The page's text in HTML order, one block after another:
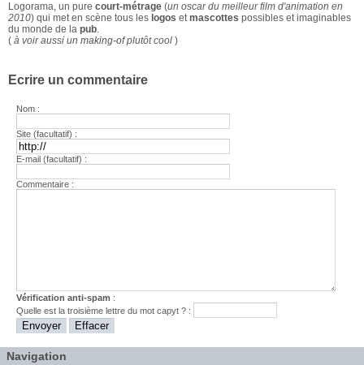
Logorama, un pure court-métrage (un oscar du meilleur film d'animation en
2010) qui met en scène tous les logos etmascottes possibles et imaginables
du monde de la pub.
( à voir aussi un making-ofplutôt cool )
Ecrire un commentaire
Nom :
Site (facultatif) :
E-mail (facultatif) :
Commentaire :
Vérification anti-spam :
Quelle est latroisième lettre du motcapyt ? :
Navigation